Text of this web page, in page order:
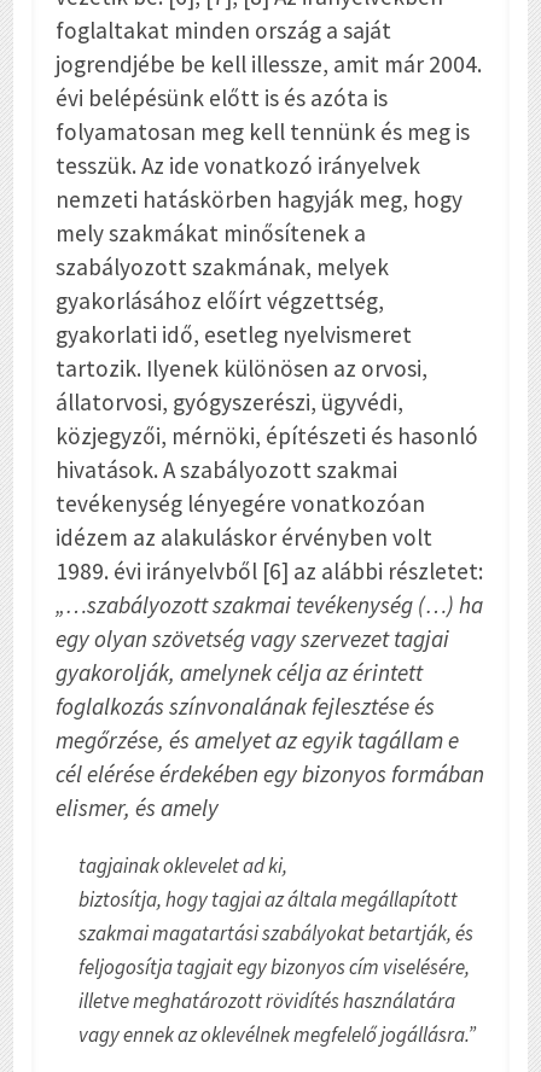
foglaltakat minden ország a saját
jogrendjébe be kell illessze, amit már 2004.
évi belépésünk előtt is és azóta is
folyamatosan meg kell tennünk és meg is
tesszük. Az ide vonatkozó irányelvek
nemzeti hatáskörben hagyják meg, hogy
mely szakmákat minősítenek a
szabályozott szakmának, melyek
gyakorlásához előírt végzettség,
gyakorlati idő, esetleg nyelvismeret
tartozik. Ilyenek különösen az orvosi,
állatorvosi, gyógyszerészi, ügyvédi,
közjegyzői, mérnöki, építészeti és hasonló
hivatások. A szabályozott szakmai
tevékenység lényegére vonatkozóan
idézem az alakuláskor érvényben volt
1989. évi irányelvből [6] az alábbi részletet:
„…szabályozott szakmai tevékenység (…) ha
egy olyan szövetség vagy szervezet tagjai
gyakorolják, amelynek célja az érintett
foglalkozás színvonalának fejlesztése és
megőrzése, és amelyet az egyik tagállam e
cél elérése érdekében egy bizonyos formában
elismer, és amely
tagjainak oklevelet ad ki,
biztosítja, hogy tagjai az általa megállapított
szakmai magatartási szabályokat betartják, és
feljogosítja tagjait egy bizonyos cím viselésére,
illetve meghatározott rövidítés használatára
vagy ennek az oklevélnek megfelelő jogállásra.”